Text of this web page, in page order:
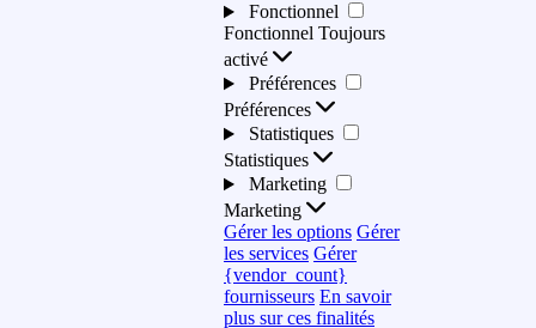
Fonctionnel
Fonctionnel Toujours
activé
Préférences
Préférences
Statistiques
Statistiques
Marketing
Marketing
Gérer les options Gérer
les services Gérer
{vendor_count}
fournisseurs En savoir
plus sur ces finalités